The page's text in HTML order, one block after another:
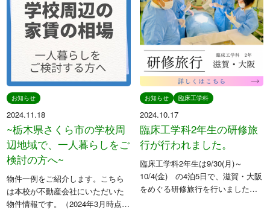
お知らせ
2024.11.18
~栃木県さくら市の学校周
辺地域で、一人暮らしをご
検討の方へ~
物件一例をご紹介します。こちら
は本校が不動産会社にいただいた
物件情報です。（2024年3月時点）
お知らせ 臨床工学科
2024.10.17
臨床工学科2年生の研修旅
行が行われました。
臨床工学科2年生は9/30(月)～
10/4(金) の4泊5日で、滋賀・大阪
をめぐる研修旅行を行いました。